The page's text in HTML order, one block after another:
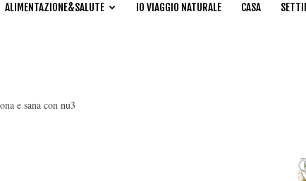
ALIMENTAZIONE&SALUTE IO VIAGGIO NATURALE CASA
e sana con nu3